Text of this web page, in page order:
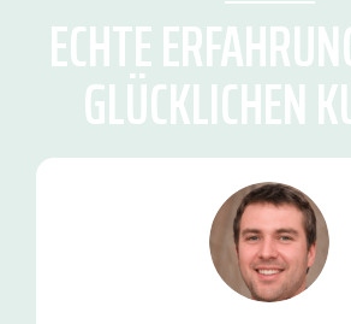
ECHTE
GLÜCKLICHEN